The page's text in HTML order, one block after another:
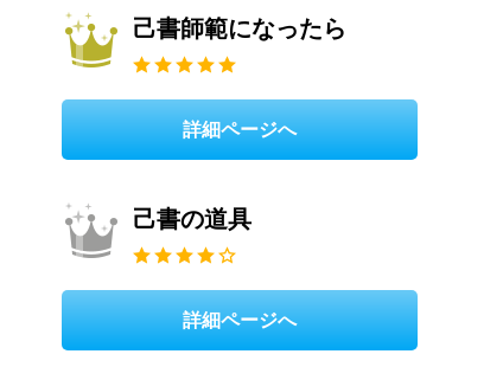
己書師範になったら
詳細ページへ
己書の道具
詳細ページへ